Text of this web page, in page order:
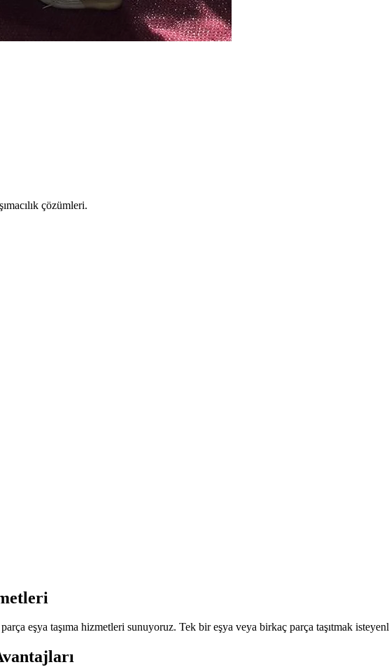
çözümleri.
eşya taşıma hizmetleri sunuyoruz. Tek bir eşya veya birkaç parça taşıtmak